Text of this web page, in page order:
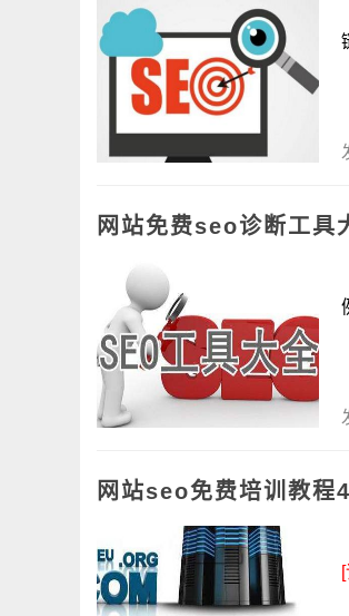
网站免费seo诊断工具
网站seo免费培训教程